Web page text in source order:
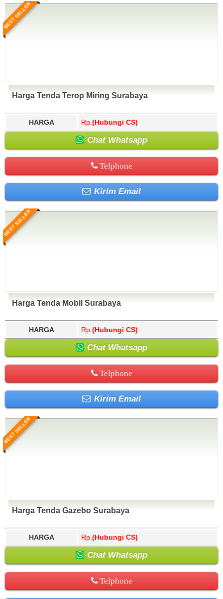
BEST SELLER
Harga Tenda Terop Miring Surabaya
HARGA Rp. (Hubungi CS)
Chat Whatsapp
Telphone
Kirim Email
BEST SELLER
Harga Tenda Mobil Surabaya
HARGA Rp. (Hubungi CS)
Chat Whatsapp
Telphone
Kirim Email
BEST SELLER
Harga Tenda Gazebo Surabaya
HARGA Rp. (Hubungi CS)
Chat Whatsapp
Telphone